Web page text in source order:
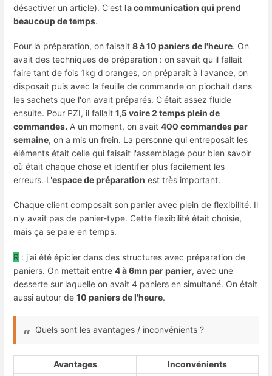
désactiver un article). C'est la communication qui prend
beaucoup de temps.
Pour la préparation, on faisait 8 à 10 paniers de l'heure. On
avait des techniques de préparation : on savait qu'il fallait
faire tant de fois 1kg d'oranges, on préparait à l'avance, on
disposait puis avec la feuille de commande on piochait dans
les sachets que l'on avait préparés. C'était assez fluide
ensuite. Pour PZI, il fallait 1,5 voire 2 temps plein de
commandes. A un moment, on avait 400 commandes par
semaine, on a mis un frein. La personne qui entreposait les
éléments était celle qui faisait l'assemblage pour bien savoir
où était chaque chose et identifier plus facilement les
erreurs. L'espace de préparation est très important.
Chaque client composait son panier avec plein de flexibilité. Il
n'y avait pas de panier-type. Cette flexibilité était choisie,
mais ça se paie en temps.
R : j'ai été épicier dans des structures avec préparation de
paniers. On mettait entre 4 à 6mn par panier, avec une
desserte sur laquelle on avait 4 paniers en simultané. On était
aussi autour de 10 paniers de l'heure.
Quels sont les avantages / inconvénients ?
Avantages
Inconvénients